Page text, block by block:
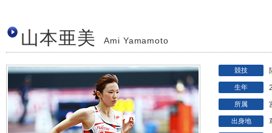
山本亜美 Ami Yamamoto
競技
生年
所属
出身地